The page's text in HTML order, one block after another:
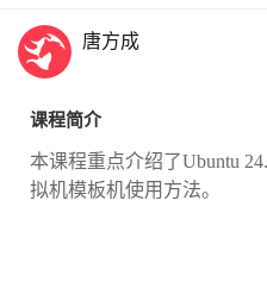
唐方成
课程简介
本课程重点介绍了Ubuntu
拟机模板机使用方法。